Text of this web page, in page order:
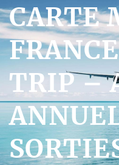
CARTE
TRIP –